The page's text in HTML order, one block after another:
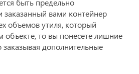
быть предельно
заказанный вами контейнер
объемов утиля, который
объекте, то вы понесете лишние
заказывая дополнительные